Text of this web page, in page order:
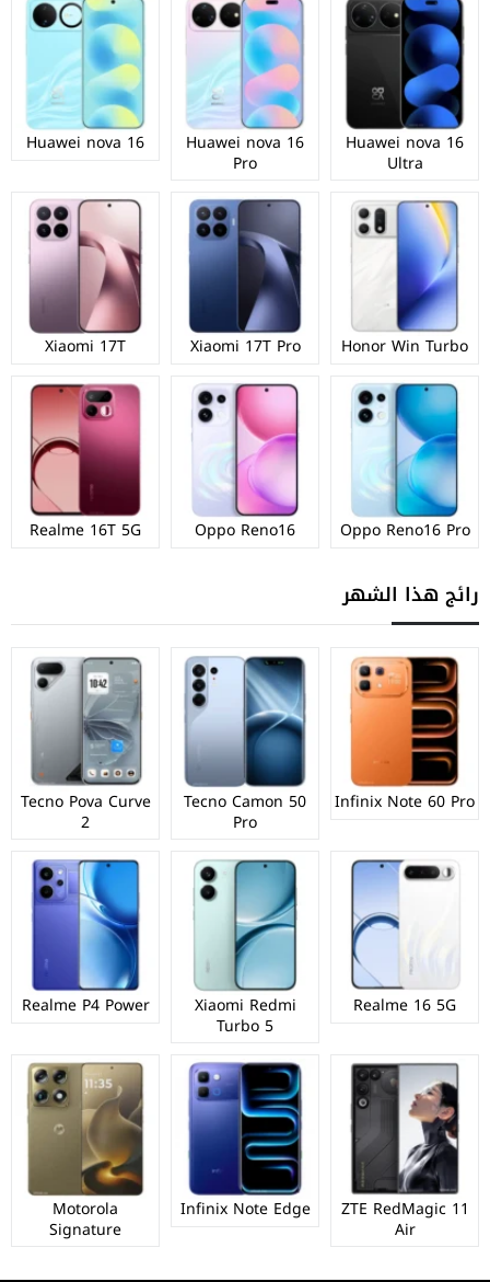
Huawei nova 16
Ultra
Huawei nova 16
Pro
Huawei nova 16
Honor Win Turbo
Xiaomi 17T Pro
Xiaomi 17T
Oppo Reno16 Pro
Oppo Reno16
Realme 16T 5G
رائج هذا الشهر
Infinix Note 60 Pro
Tecno Camon 50
Pro
Tecno Pova Curve
2
Realme 16 5G
Xiaomi Redmi
Turbo 5
Realme P4 Power
ZTE RedMagic 11
Air
Infinix Note Edge
Motorola
Signature